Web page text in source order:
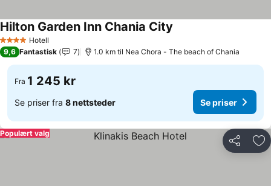
4 StjernerHotell
Hilton Garden Inn Chania City
9,6 Fantastisk 7 1.0 km til Nea Chora - The beach of Chania
Fra 1 245 kr
Se priser fra 8 nettsteder Se priser
Del
Populært valg